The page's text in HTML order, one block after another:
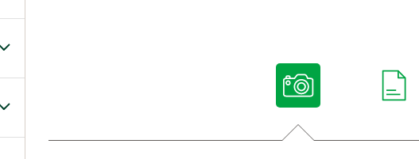
Alternar submenu de Nossas vozes
Alternar submenu de Multimídia